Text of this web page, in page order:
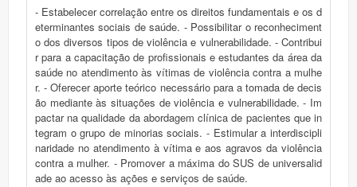
- Estabelecer correlação entre os direitos fundamentais e os d
eterminantes sociais de saúde. - Possibilitar o reconheciment
o dos diversos tipos de violência e vulnerabilidade. - Contribui
r para a capacitação de profissionais e estudantes da área da
saúde no atendimento às vítimas de violência contra a mulhe
r. - Oferecer aporte teórico necessário para a tomada de decis
ão mediante às situações de violência e vulnerabilidade. - Im
pactar na qualidade da abordagem clínica de pacientes que in
tegram o grupo de minorias sociais. - Estimular a interdiscipli
naridade no atendimento à vítima e aos agravos da violência
contra a mulher. - Promover a máxima do SUS de universalid
ade ao acesso às ações e serviços de saúde.